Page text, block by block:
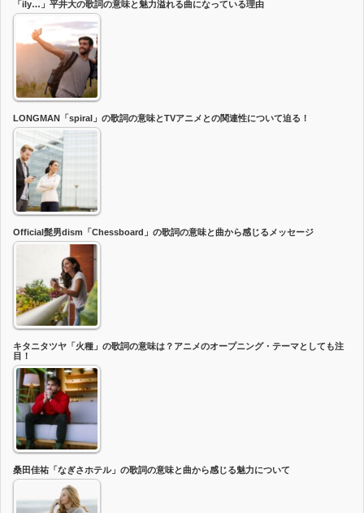
「ily…」平井大の歌詞の意味と魅力溢れる曲になっている理由
LONGMAN「spiral」の歌詞の意味とTVアニメとの関連性について迫る！
Official髭男dism「Chessboard」の歌詞の意味と曲から感じるメッセージ
キタニタツヤ「火種」の歌詞の意味は？アニメのオープニング・テーマとしても注
目！
桑田佳祐「なぎさホテル」の歌詞の意味と曲から感じる魅力について